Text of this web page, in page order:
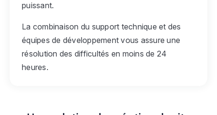
puissant.
La combinaison du support technique et des
équipes de développement vous assure une
résolution des difficultés en moins de 24
heures.